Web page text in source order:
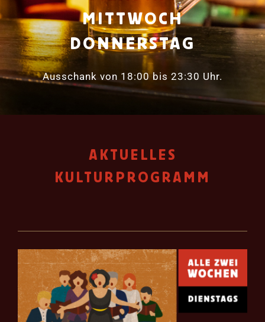
MITTWOCH
DONNERSTAG
Ausschank von 18:00 bis 23:30 Uhr.
AKTUELLES
KULTURPROGRAMM